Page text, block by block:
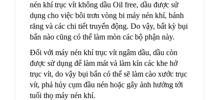
nén khí trục vít không dầu Oil free, dầu được sử
dụng cho việc bôi trơn vòng bi máy nén khí, bánh
răng và các chi tiết truyển động. Do vậy, bất kỳ bụi
bẩn nào cũng có thể làm mòn các bộ phận này.
Đối với máy nén khí trục vít ngâm dầu, dầu còn
được sử dụng để làm mát và làm kín các khe hở
trục vít, do vậy bụi bẩn có thể sẽ làm cào xước trục
vít, phá hủy cụm đầu nén hoặc gây ảnh hưởng tới
tuổi thọ máy nén khí.